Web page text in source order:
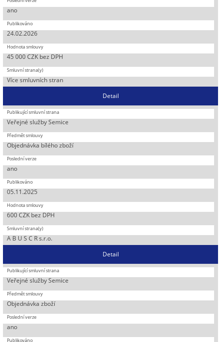
ano
24.02.2026
45 000 CZK bez DPH
Více smluvních stran
Detail
Veřejné služby Semice
Objednávka bílého zboží
ano
05.11.2025
600 CZK bez DPH
A B U S C R s.r.o.
Detail
Veřejné služby Semice
Objednávka zboží
ano